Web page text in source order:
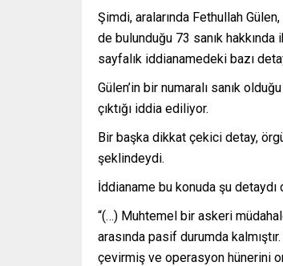
Şimdi, aralarında Fethullah
de bulunduğu 73 sanık
sayfalık iddianamedeki bazı
Gülen’in bir numaralı sanık
çıktığı iddia ediliyor.
Bir başka dikkat çekici detay,
şeklindeydi.
İddianame bu konuda şu detaydı
“(…) Muhtemel bir askeri
arasında pasif durumda
çevirmiş ve operasyon hünerini